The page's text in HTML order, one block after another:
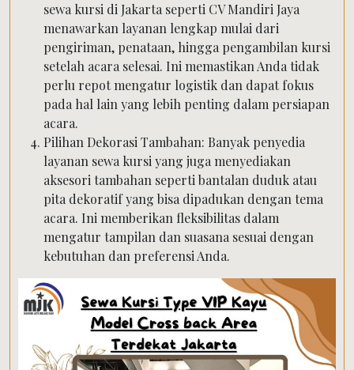
sewa kursi di Jakarta seperti CV Mandiri Jaya
menawarkan layanan lengkap mulai dari
pengiriman, penataan, hingga pengambilan kursi
setelah acara selesai. Ini memastikan Anda tidak
perlu repot mengatur logistik dan dapat fokus
pada hal lain yang lebih penting dalam persiapan
acara.
Pilihan Dekorasi Tambahan: Banyak penyedia
layanan sewa kursi yang juga menyediakan
aksesori tambahan seperti bantalan duduk atau
pita dekoratif yang bisa dipadukan dengan tema
acara. Ini memberikan fleksibilitas dalam
mengatur tampilan dan suasana sesuai dengan
kebutuhan dan preferensi Anda.